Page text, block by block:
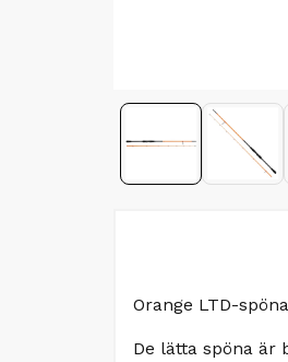
Orange LTD-
De lätta spöna är